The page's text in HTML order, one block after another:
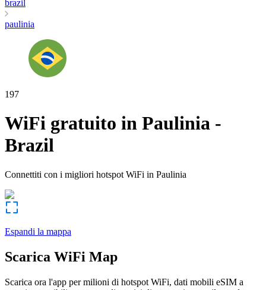
brazil
paulinia
197
WiFi gratuito in Paulinia -
Brazil
Connettiti con i migliori hotspot WiFi in Paulinia
Espandi la mappa
Scarica WiFi Map
Scarica ora l'app per milioni di hotspot WiFi, dati mobili eSIM a